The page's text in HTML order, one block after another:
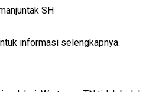
SH
informasi selengkapnya.